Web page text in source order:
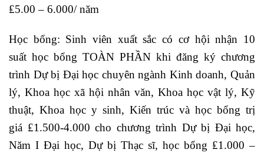
₤5.00 – 6.000/ năm
Học bổng: Sinh viên xuất sắc có cơ hội nhận 10
suất học bổng TOÀN PHẦN khi đăng ký chương
trình Dự bị Đại học chuyên ngành Kinh doanh, Quản
lý, Khoa học xã hội nhân văn, Khoa học vật lý, Kỹ
thuật, Khoa học y sinh, Kiến trúc và học bổng trị
giá ₤1.500-4.000 cho chương trình Dự bị Đại học,
Năm I Đại học, Dự bị Thạc sĩ, học bổng ₤1.000 –